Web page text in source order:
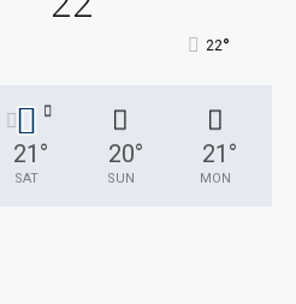
22°
21 °
SAT
20°
SUN
21 °
MON